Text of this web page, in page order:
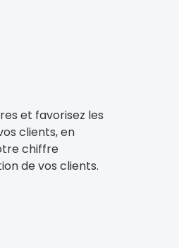
et favorisez les
clients, en
chiffre
de vos clients.